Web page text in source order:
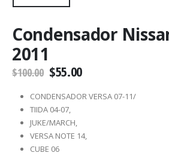
Condensador
2011
$100.00 $55.00
CONDENSADOR VERSA 07-11/
TIIDA 04-07,
JUKE/MARCH,
VERSA NOTE 14,
CUBE 06